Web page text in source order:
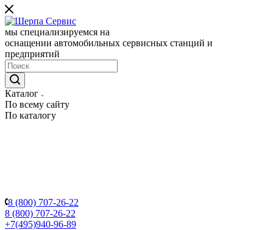
мы специализируемся на
оснащении автомобильных сервисных станций и
предприятий
Каталог
По всему сайту
По каталогу
8 (800) 707-26-22
8 (800) 707-26-22
+7(495)940-96-89